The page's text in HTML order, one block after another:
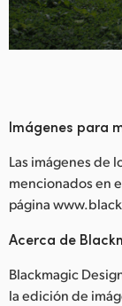
Imágenes para
Las imágenes de
mencionados en
página
Acerca de
Blackmagic
la edición de